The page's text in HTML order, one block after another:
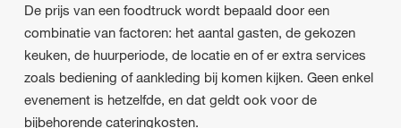
De prijs van een foodtruck wordt bepaald door een
combinatie van factoren: het aantal gasten, de gekozen
keuken, de huurperiode, de locatie en of er extra services
zoals bediening of aankleding bij komen kijken. Geen enkel
evenement is hetzelfde, en dat geldt ook voor de
bijbehorende cateringkosten.